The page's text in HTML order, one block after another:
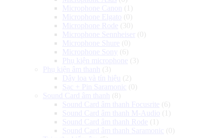
Microphone Canon
(1)
Microphone Elgato (0)
Microphone Rode (30)
Microphone Sennheiser
(0)
Microphone Shure (0)
Microphone Sony (6)
Phụ kiện microphone (3)
Phụ kiện âm thanh
(3)
Dây loa và tín hiệu
(2)
Sạc + Pin Saramonic (0)
Sound Card âm thanh
(8)
Sound Card âm thanh Focusrite (6)
Sound Card âm thanh M-Audio (1)
Sound Card âm thanh Rode (1)
Sound Card âm thanh Saramonic (0)